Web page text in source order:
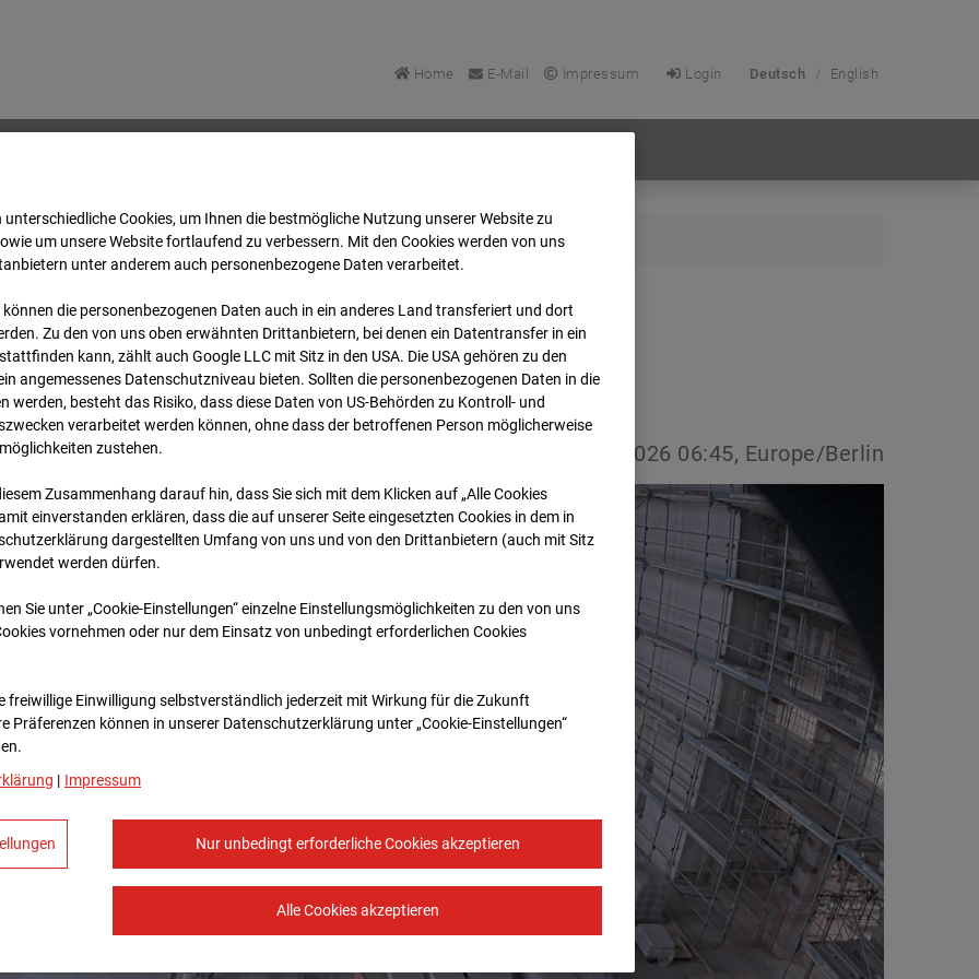
Home E-Mail Impressum Login Deutsch / English
Bonatzbau -Cam7 Archiv 2026 07 08 06:45
-Cam7
08.07.2026 06:45, Europe/Berlin
unterschiedliche Cookies, um Ihnen die best­mögliche Nutzung unserer Website zu
um unsere Website fortlaufend zu verbessern. Mit den Cookies werden von uns
unter anderem auch personenbezogene Daten verarbeitet.
können die personenbezogenen Daten auch in ein anderes Land transferiert und dort
Zu den von uns oben erwähnten Drittanbietern, bei denen ein Datentransfer in ein
kann, zählt auch Google LLC mit Sitz in den USA. Die USA gehören zu den
angemessenes Datenschutzniveau bieten. Sollten die personenbezogenen Daten in die
werden, besteht das Risiko, dass diese Daten von US-Behörden zu Kontroll- und
verarbeitet werden können, ohne dass der betroffenen Person möglicherweise
zustehen.
Zusammenhang darauf hin, dass Sie sich mit dem Klicken auf „Alle Cookies
ein­ver­standen erklären, dass die auf unserer Seite eingesetzten Cookies in dem in
dargestellten Umfang von uns und von den Drittanbietern (auch mit Sitz
werden dürfen.
Sie unter „Cookie-Einstellungen“ einzelne Einstellungsmöglichkeiten zu den von uns
vornehmen oder nur dem Einsatz von unbedingt erforderlichen Cookies
freiwillige Einwilligung selbstverständlich jederzeit mit Wirkung für die Zukunft
Prä­fe­renzen können in unserer Datenschutzerklärung unter „Cookie-Einstellungen“
| Impressum
Nur unbedingt erforderliche Cookies akzeptieren
Alle Cookies akzeptieren